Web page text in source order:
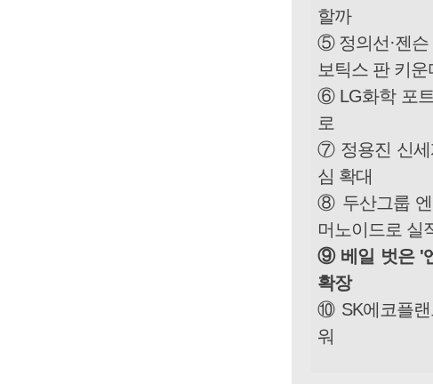
할까
⑤ 정의선·젠슨
보틱스 판 키운
⑥ LG화학 포
로
⑦ 정용진 신세
심 확대
⑧ 두산그룹 엔
머노이드로 실
⑨ 베일 벗은 '
확장
⑩ SK에코플랜
워